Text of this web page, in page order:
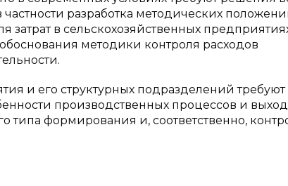
разработка методических
в сельскохозяйственных
методики контроля расходов
и его структурных подразделений требуют
производственных процессов и
формирования и, соответственно,